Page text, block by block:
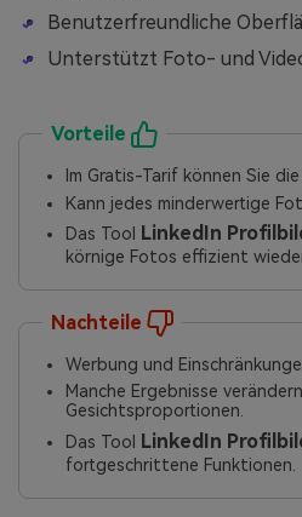
Benutzerfreundliche
Unterstützt Foto- und
Vorteile
Im Gratis-Tarif können Sie
Kann jedes minderwertige
Das Tool LinkedIn
körnige Fotos effizient
Nachteile
Werbung und
Manche Ergebnisse
Gesichtsproportionen.
Das Tool LinkedIn
fortgeschrittene Funktionen.